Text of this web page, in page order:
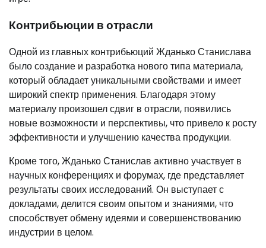
Контрибьюции в отрасли
Одной из главных контрибьюций Жданько Станислава
было создание и разработка нового типа материала,
который обладает уникальными свойствами и имеет
широкий спектр применения. Благодаря этому
материалу произошел сдвиг в отрасли, появились
новые возможности и перспективы, что привело к росту
эффективности и улучшению качества продукции.
Кроме того, Жданько Станислав активно участвует в
научных конференциях и форумах, где представляет
результаты своих исследований. Он выступает с
докладами, делится своим опытом и знаниями, что
способствует обмену идеями и совершенствованию
индустрии в целом.